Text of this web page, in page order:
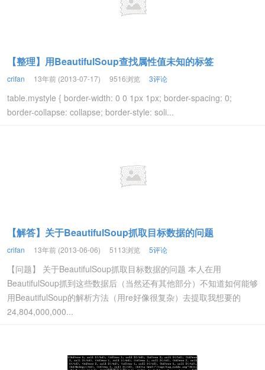
【整理】用BeautifulSoup查找属性值未知的标签
crifan 13年前 (2013-07-17) 9516浏览 3评论
table.mystyle { border-width: 0 0 1px 1px; border-spacing: 0;
border-collapse: collapse; border-style: soli...
【解答】关于BeautifulSoup抓取目标数据的问题
crifan 13年前 (2013-06-06) 5113浏览 5评论
【问题】 关于BeautifulSoup抓取目标数据的问题 本人在用
BeautifulSoup抓到这些数据后（当然还有其他部分）不知道如何能够
用BeautifulSoup的解析方法（用re好像很复杂）去提取我想要的
24,804,000,000...